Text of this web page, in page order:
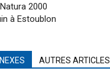
2000
à Estoublon
AUTRES ARTICLES